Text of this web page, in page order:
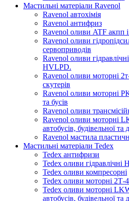
Мастильні матеріали Ravenol
Ravenol автохімія
Ravenol антифриз
Ravenol оливи ATF акпп і
Ravenol оливи
сервоприводів
Ravenol оливи
HVLPD.
Ravenol оливи моторні
скутерів
Ravenol оливи моторні
та бусів
Ravenol оливи
Ravenol оливи моторні
автобусів, будівельної та
Ravenol мастила
Мастильні матеріали Tedex
Tedex антифризи
Tedex оливи
Tedex оливи компресорні
Tedex оливи моторні 2Т-
Tedex оливи моторні
автобусів, будівельної та